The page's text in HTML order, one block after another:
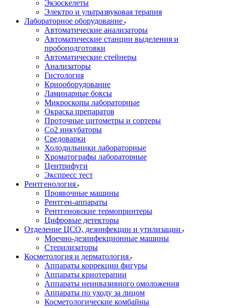
Экзоскелеты
Электро и ультразвуковая терапия
Лабораторное оборудование
Автоматические анализаторы
Автоматические станции выделения и
пробоподготовки
Автоматические стейнеры
Анализаторы
Гистология
Криооборудование
Ламинарные боксы
Микроскопы лабораторные
Окраска препаратов
Проточные цитометры и сортеры
Со2 инкубаторы
Средоварки
Холодильники лабораторные
Хроматографы лабораторные
Центрифуги
Экспресс тест
Рентгенология
Проявочные машины
Рентген-аппараты
Рентгеновские термопринтеры
Цифровые детекторы
Отделение ЦСО, дезинфекции и утилизации
Моечно-дезинфекционные машины
Стерилизаторы
Косметология и дерматология
Аппараты коррекции фигуры
Аппараты криотерапии
Аппараты неинвазивного омоложения
Аппараты по уходу за лицом
Косметологические комбайны